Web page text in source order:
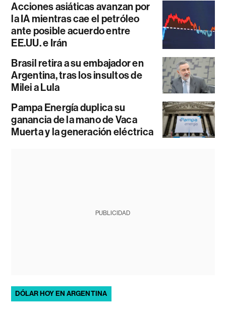
Acciones asiáticas avanzan por
la IA mientras cae el petróleo
ante posible acuerdo entre
EE.UU. e Irán
Brasil retira a su embajador en
Argentina, tras los insultos de
Milei a Lula
Pampa Energía duplica su
ganancia de la mano de Vaca
Muerta y la generación eléctrica
PUBLICIDAD
DÓLAR HOY EN ARGENTINA